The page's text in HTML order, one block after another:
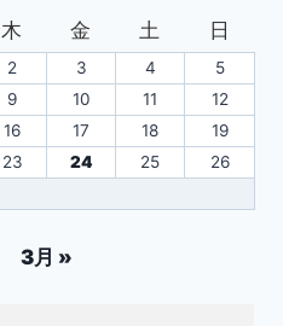
木 金 土 日
2 3 4
5
9 10 11
12
16 17 18
19
23 24 25
26
3月 »